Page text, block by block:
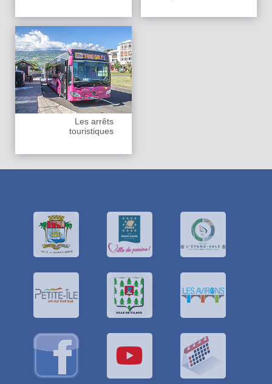
Les arrêts
touristiques